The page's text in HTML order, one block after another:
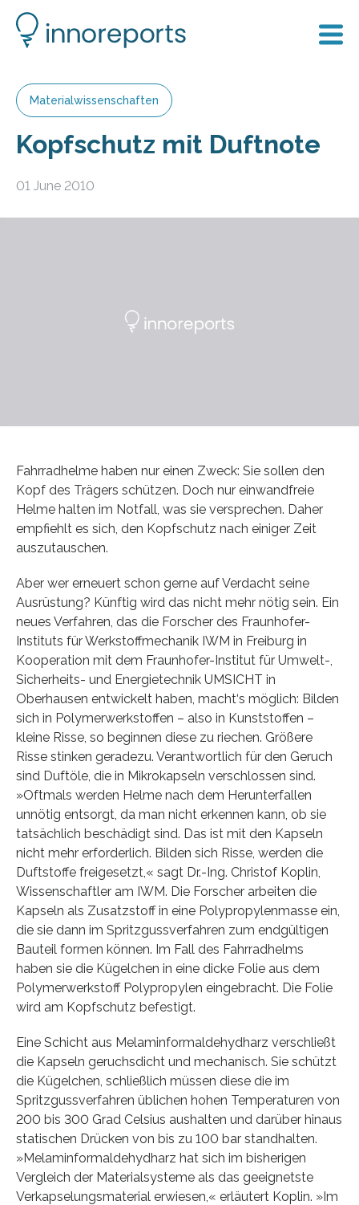
Materialwissenschaften
Kopfschutz mit Duftnote
01 June 2010
Fahrradhelme haben nur einen Zweck: Sie sollen den
Kopf des Trägers schützen. Doch nur einwandfreie
Helme halten im Notfall, was sie versprechen. Daher
empfiehlt es sich, den Kopfschutz nach einiger Zeit
auszutauschen.
Aber wer erneuert schon gerne auf Verdacht seine
Ausrüstung? Künftig wird das nicht mehr nötig sein. Ein
neues Verfahren, das die Forscher des Fraunhofer-
Instituts für Werkstoffmechanik IWM in Freiburg in
Kooperation mit dem Fraunhofer-Institut für Umwelt-,
Sicherheits- und Energietechnik UMSICHT in
Oberhausen entwickelt haben, macht‘s möglich: Bilden
sich in Polymerwerkstoffen – also in Kunststoffen –
kleine Risse, so beginnen diese zu riechen. Größere
Risse stinken geradezu. Verantwortlich für den Geruch
sind Duftöle, die in Mikrokapseln verschlossen sind.
»Oftmals werden Helme nach dem Herunterfallen
unnötig entsorgt, da man nicht erkennen kann, ob sie
tatsächlich beschädigt sind. Das ist mit den Kapseln
nicht mehr erforderlich. Bilden sich Risse, werden die
Duftstoffe freigesetzt,« sagt Dr.-Ing. Christof Koplin,
Wissenschaftler am IWM. Die Forscher arbeiten die
Kapseln als Zusatzstoff in eine Polypropylenmasse ein,
die sie dann im Spritzgussverfahren zum endgültigen
Bauteil formen können. Im Fall des Fahrradhelms
haben sie die Kügelchen in eine dicke Folie aus dem
Polymerwerkstoff Polypropylen eingebracht. Die Folie
wird am Kopfschutz befestigt.
Eine Schicht aus Melaminformaldehydharz verschließt
die Kapseln geruchsdicht und mechanisch. Sie schützt
die Kügelchen, schließlich müssen diese die im
Spritzgussverfahren üblichen hohen Temperaturen von
200 bis 300 Grad Celsius aushalten und darüber hinaus
statischen Drücken von bis zu 100 bar standhalten.
»Melaminformaldehydharz hat sich im bisherigen
Vergleich der Materialsysteme als das geeignetste
Verkapselungsmaterial erwiesen,« erläutert Koplin. »Im